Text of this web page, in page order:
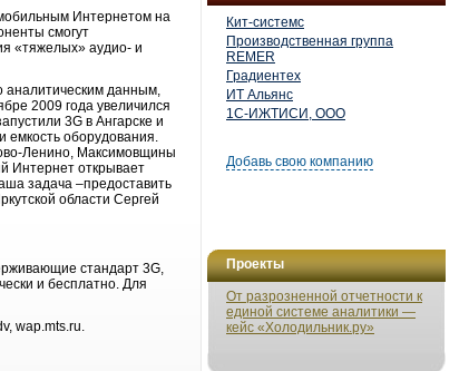
Кит-системс
Производственная группа
REMER
Градиентех
ИТ Альянс
1С-ИЖТИСИ, ООО
Добавь свою компанию
Проекты
От разрозненной отчетности к
единой системе аналитики —
кейс «Холодильник.ру»
Интернетом на
смогут
«тяжелых» аудио- и
аналитическим данным,
2009 года увеличился
3G в Ангарске и
емкость оборудования.
Ленино, Максимовщины
Интернет открывает
задача –предоставить
области Сергей
стандарт 3G,
и бесплатно. Для
wap.mts.ru.